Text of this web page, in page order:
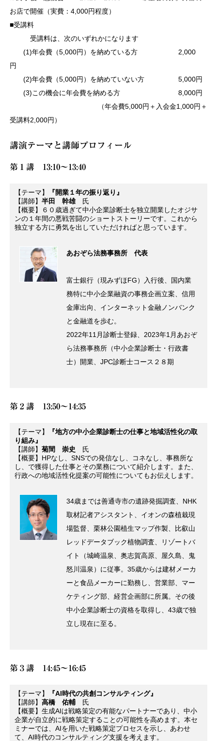
お店で開催（実費：4,000円程度）
■受講料
受講料は、次のいずれかになります
(1)年会費（5,000円）を納めている方 2,000
円
(2)年会費（5,000円）を納めていない方 5,000円
(3)この機会に年会費を納める方 8,000円
（年会費5,000円＋入会金1,000円＋
受講料2,000円）
講演テーマと講師プロフィール
第１講 13:10～13:40
【テーマ】
『開業１年の振り返り』
【講師】 半田 幹雄氏
【概要】６０歳過ぎて中小企業診断士を独立開業したオジサ
ンの１年間の悪戦苦闘のショートストーリーです。これから
独立する方に勇気を出していただければと思っています。
あおぞら法務事務所 代表
富士銀行（現みずほFG）入行後、国内業
務特に中小企業融資の事務企画立案、信用
金庫出向、インターネット金融ノンバンク
と金融道を歩む。
2022年11月診断士登録、2023年1月あおぞ
ら法務事務所（中小企業診断士・行政書
士）開業、JPC診断士コース２８期
第２講 13:50～14:35
【テーマ】
『地方の中小企業診断士の仕事と地域活性化の取
り組み』
【講師】 菊間 崇史 氏
【概要】HPなし、SNSでの発信なし、コネなし、事務所な
し、で獲得した仕事とその業務について紹介します。また、
行政への地域活性化提案の可能性についてもお伝えします。
34歳までは善通寺市の遺跡発掘調査、NHK
取材記者アシスタント、イオンの森植栽現
場監督、栗林公園植生マップ作製、比叡山
レッドデータブック植物調査、リゾートバ
イト（城崎温泉、奥志賀高原、屋久島、鬼
怒川温泉）に従事。35歳からは建材メーカ
ーと食品メーカーに勤務し、営業部、マー
ケティング部、経営企画部に所属。その後
中小企業診断士の資格を取得し、43歳で独
立し現在に至る。
第３講 14:45～16:45
【テーマ】
『AI時代の共創コンサルティング』
【講師】 高橋 佑輔 氏
【概要】生成AIは戦略策定の有能なパートナーであり、中小
企業が自立的に戦略策定することの可能性を高めます。本セ
ミナーでは、AIを用いた戦略策定プロセスを示し、あわせ
て、AI時代のコンサルティング支援を考えます。